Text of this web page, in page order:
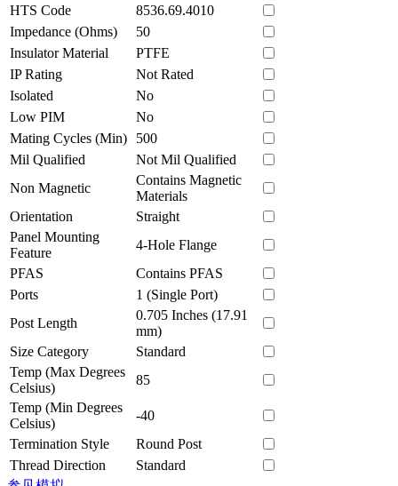
HTS Code
8536.69.4010
Impedance (Ohms)
50
Insulator Material
PTFE
IP Rating
Not Rated
Isolated
No
Low PIM
No
Mating Cycles (Min)
500
Mil Qualified
Not Mil Qualified
Non Magnetic
Contains Magnetic
Materials
Orientation
Straight
Panel Mounting
Feature
4-Hole Flange
PFAS
Contains PFAS
Ports
1 (Single Port)
Post Length
0.705 Inches (17.91
mm)
Size Category
Standard
Temp (Max Degrees
Celsius)
85
Temp (Min Degrees
Celsius)
-40
Termination Style
Round Post
Thread Direction
Standard